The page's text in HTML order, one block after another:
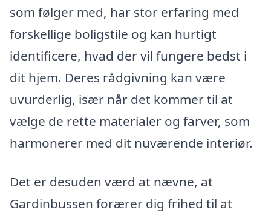
som følger med, har stor erfaring med
forskellige boligstile og kan hurtigt
identificere, hvad der vil fungere bedst i
dit hjem. Deres rådgivning kan være
uvurderlig, især når det kommer til at
vælge de rette materialer og farver, som
harmonerer med dit nuværende interiør.
Det er desuden værd at nævne, at
Gardinbussen forærer dig frihed til at